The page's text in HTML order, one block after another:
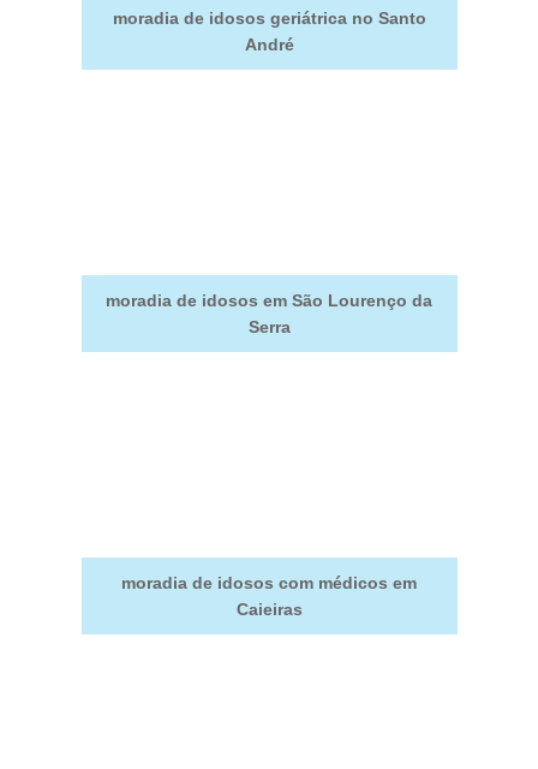
moradia de idosos geriátrica no Santo
André
moradia de idosos em São Lourenço da
Serra
moradia de idosos com médicos em
Caieiras